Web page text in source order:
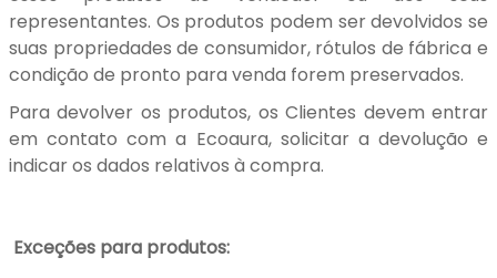
representantes. Os produtos podem ser devolvidos se
suas propriedades de consumidor, rótulos de fábrica e
condição de pronto para venda forem preservados.
Para devolver os produtos, os Clientes devem entrar
em contato com a Ecoaura, solicitar a devolução e
indicar os dados relativos à compra.
Exceções para produtos: